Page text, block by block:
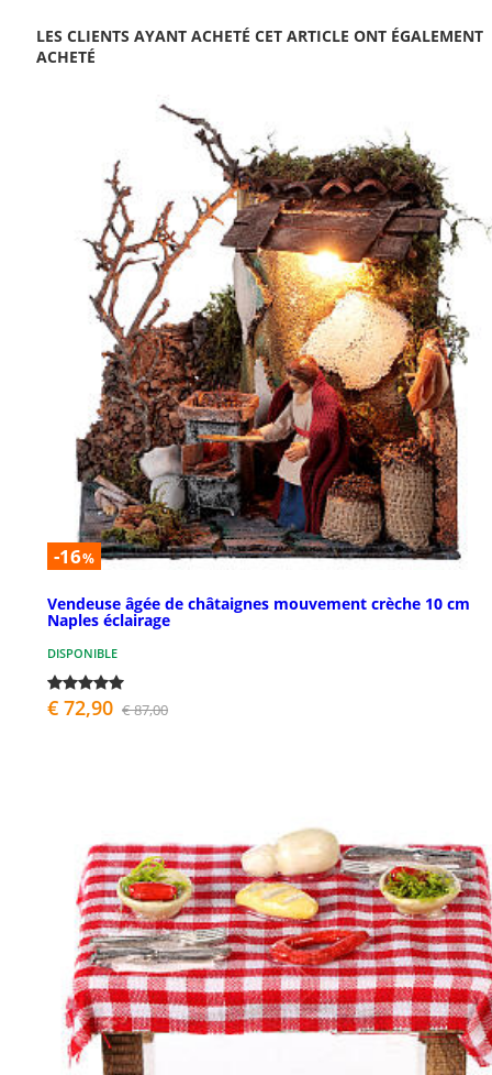
LES CLIENTS AYANT ACHETÉ CET ARTICLE ONT ÉGALEMENT
ACHETÉ
-16%
Vendeuse âgée de châtaignes mouvement crèche 10 cm
Naples éclairage
DISPONIBLE
€ 72,90 € 87,00